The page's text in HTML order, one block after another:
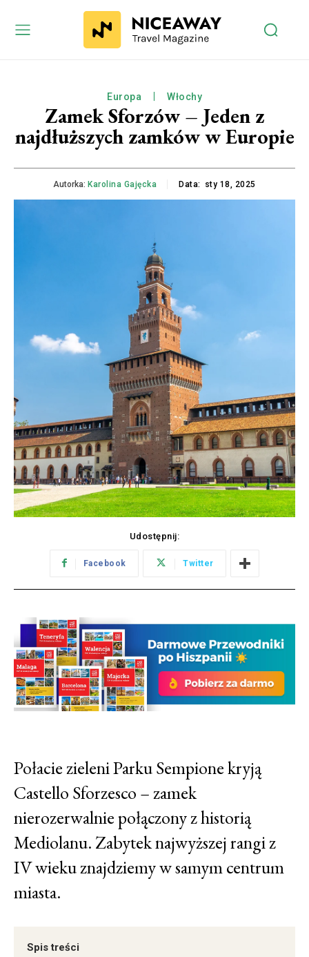
Europa Włochy
Zamek Sforzów – Jeden z
najdłuższych zamków w Europie
Autorka: Karolina Gajęcka Data: sty 18, 2025
Udostępnij:
Facebook Twitter
Połacie zieleni Parku Sempione kryją
Castello Sforzesco – zamek
nierozerwalnie połączony z historią
Mediolanu. Zabytek najwyższej rangi z
IV wieku znajdziemy w samym centrum
miasta.
Spis treści